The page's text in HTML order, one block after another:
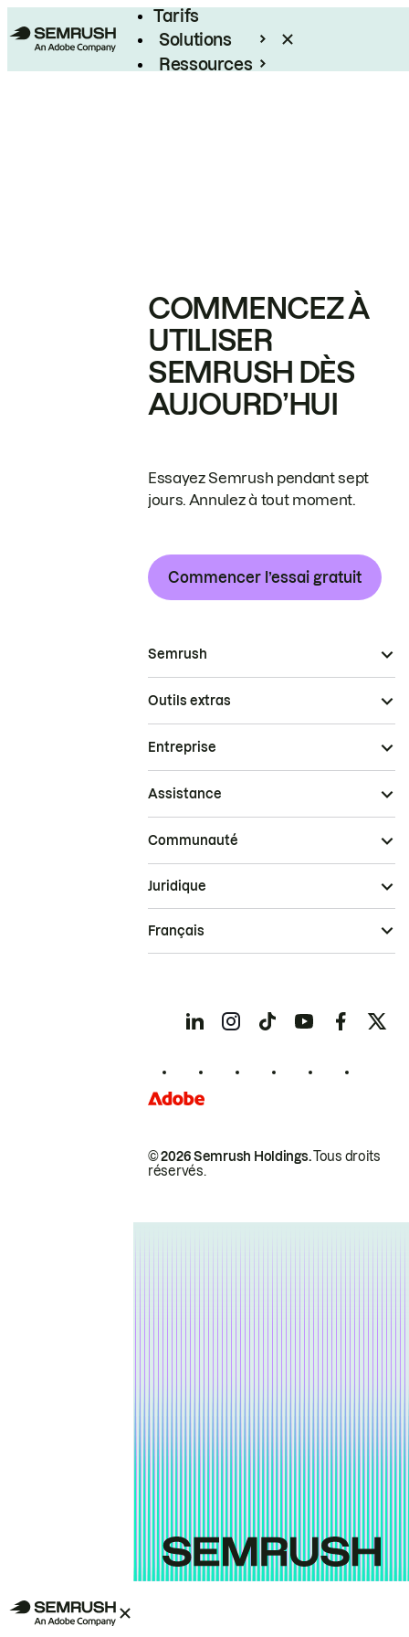
Tarifs
Solutions
Ressources
COMMENCEZ À
UTILISER
SEMRUSH DÈS
AUJOURD’HUI
Essayez Semrush pendant sept
jours. Annulez à tout moment.
Commencer l’essai gratuit
Semrush
Outils extras
Entreprise
Assistance
Communauté
© 2026 Semrush Holdings.Tous droits
réservés.
Juridique
Français